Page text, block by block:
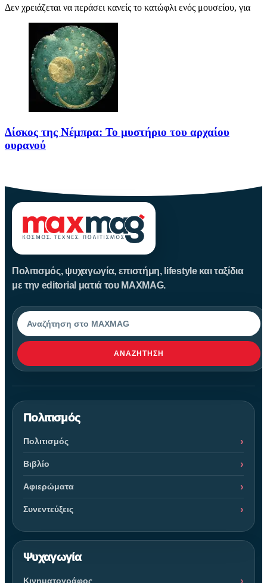
Δεν χρειάζεται να περάσει κανείς το κατώφλι ενός μουσείου, για
Δίσκος της Νέμπρα: Το μυστήριο του αρχαίου
ουρανού
Πολιτισμός, ψυχαγωγία, επιστήμη, lifestyle και ταξίδια
με την editorial ματιά του MAXMAG.
Αναζήτηση
ΑΝΑΖΉΤΗΣΗ
Πολιτισμός
Πολιτισμός
Βιβλίο
Αφιερώματα
Συνεντεύξεις
Ψυχαγωγία
Κινηματογράφος